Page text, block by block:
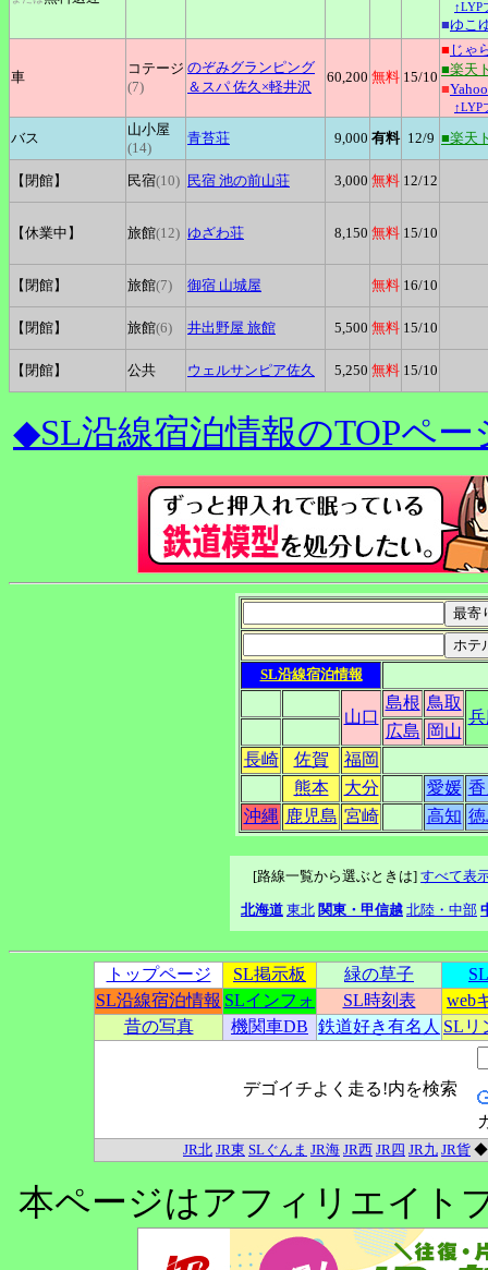
↑LYP
■ゆこ
車
コテージ
(7)
のぞみグランピング
＆スパ 佐久×軽井沢
60,200 無料 15/10
■ じゃ
■楽天
■
↑LYP
バス
山小屋
(14)
青苔荘 9,000 有料 12/9 ■楽天
【閉館】 民宿(10) 民宿 池の前山荘 3,000 無料 12/12
【休業中】 旅館(12) ゆざわ荘 8,150 無料 15/10
【閉館】 旅館(7) 御宿 山城屋 無料 16/10
【閉館】 旅館(6) 井出野屋 旅館 5,500 無料 15/10
【閉館】 公共 ウェルサンピア佐久 5,250 無料 15/10
◆SL沿線宿泊情報のTOPペー
SL沿線宿泊情報
山口
島根 鳥取
広島 岡山
長崎
佐賀
福岡
熊本
大分 愛媛
沖縄 鹿児島 宮崎 高知
[路線一覧から選ぶときは] すべて表
北海道 東北 関東・甲信越 北陸・中部
トップページ SL掲示板 緑の草子
SL沿線宿泊情報 SLインフォ SL時刻表
web
昔の写真
機関車DB 鉄道好き有名人 SLリ
デゴイチよく走る!内を検索
JR北 JR東 SLぐんま JR海 JR西 JR四 JR九 JR貨
本ページはアフィリエイト